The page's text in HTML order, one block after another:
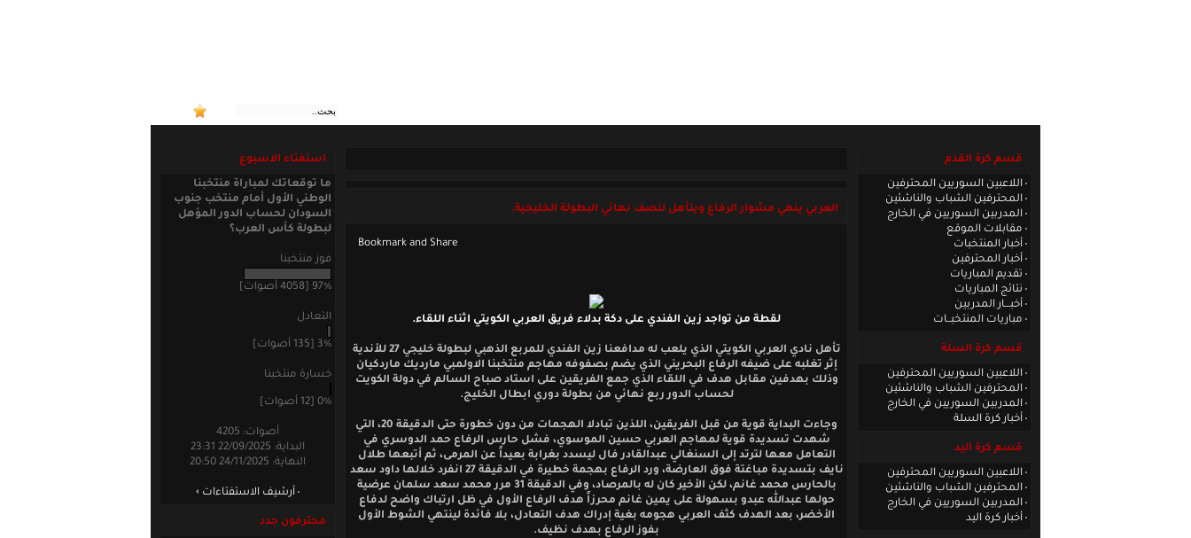
قسم كرة القدم
اللاعبين السوريين المحترفين
المحترفين الشباب والناشئين
المدربين السوريين في الخارج
مقابلات الموقع
أخبار المنتخبات
أخبار المحترفين
تقديم المباريات
نتائج المباريات
أخبـــار المدربين
مباريات المنتخبــات
قسم كرة السلة
اللاعبين السوريين المحترفين
المحترفين الشباب والناشئين
المدربين السوريين في الخارج
أخبار كرة السلة
قسم كرة اليد
اللاعبين السوريين المحترفين
المحترفين الشباب والناشئين
المدربين السوريين في الخارج
أخبار كرة اليد
العربي ينهي مشوار الرفاع ويتأهل لنصف نهائي البطولة الخليجية.
لقطة من تواجد زين الفندي على دكة بدلاء فريق العربي الكويتي اثناء اللقاء.
تأهل نادي العربي الكويتي الذي يلعب له مدافعنا زين الفندي للمربع الذهبي لبطولة خليجي 27 للأندية
إثر تغلبه على ضيفه الرفاع البحريني الذي يضم بصفوفه مهاجم منتخبنا الاولمبي مارديك ماردكيان
وذلك بهدفين مقابل هدف في اللقاء الذي جمع الفريقين على استاد صباح السالم في دولة الكويت
لحساب الدور ربع نهائي من بطولة دوري ابطال الخليج.
وجاءت البداية قوية من قبل الفريقين، اللذين تبادلا الهجمات من دون خطورة حتى الدقيقة 20، التي
شهدت تسديدة قوية لمهاجم العربي حسين الموسوي، فشل حارس الرفاع حمد الدوسري في
التعامل معها لترتد إلى السنغالي عبدالقادر فال ليسدد بغرابة بعيداً عن المرمى، ثم أتبعها طلال
نايف بتسديدة مباغتة فوق العارضة، ورد الرفاع بهجمة خطيرة في الدقيقة 27 انفرد خلالها داود سعد
بالحارس محمد غانم، لكن الأخير كان له بالمرصاد، وفي الدقيقة 31 مرر محمد سعد سلمان عرضية
حولها عبدالله عبدو بسهولة على يمين غانم محرزاً هدف الرفاع الأول في ظل ارتباك واضح لدفاع
الأخضر، بعد الهدف كثف العربي هجومه بغية إدراك هدف التعادل، بلا فائدة لينتهي الشوط الأول
بفوز الرفاع بهدف نظيف.
استفتاء الاسبوع
ما توقعاتك لمباراة منتخبنا
الوطني الأول أمام منتخب جنوب
السودان لحساب الدور المؤهل
لبطولة كأس العرب؟
فوز منتخبنا
97% [4058 أصوات]
التعادل
3% [135 أصوات]
خسارة منتخبنا
0% [12 أصوات]
أصوات: 4205
البداية: 22/09/2025 23:31
النهاية: 24/11/2025 20:50
أرشيف الاستفتاءات
محترفون جدد